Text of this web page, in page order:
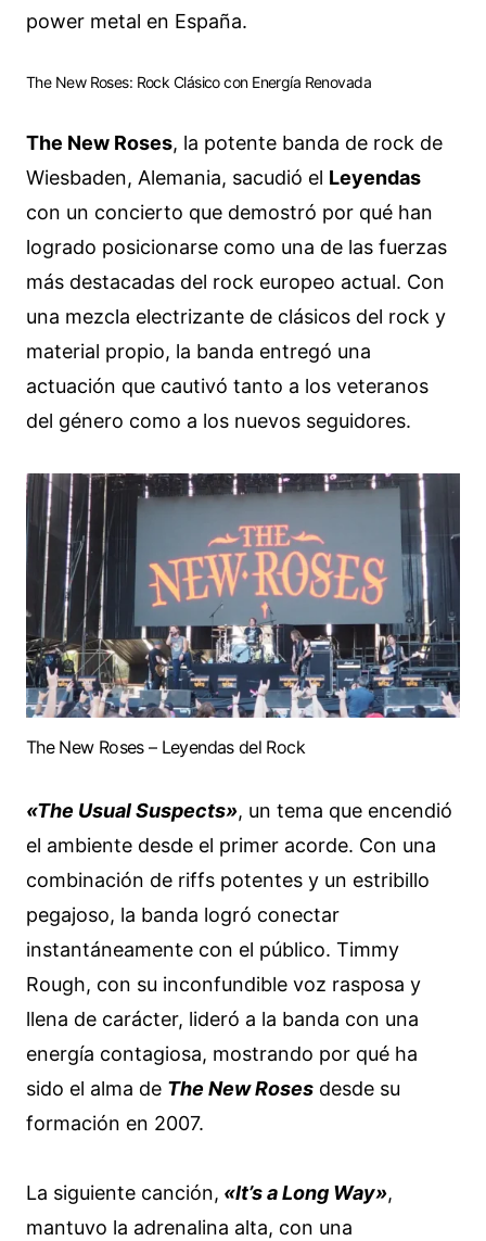
power metal en España.
The New Roses: Rock Clásico con Energía Renovada
The New Roses, la potente banda de rock de
Wiesbaden, Alemania, sacudió el Leyendas
con un concierto que demostró por qué han
logrado posicionarse como una de las fuerzas
más destacadas del rock europeo actual. Con
una mezcla electrizante de clásicos del rock y
material propio, la banda entregó una
actuación que cautivó tanto a los veteranos
del género como a los nuevos seguidores.
The New Roses – Leyendas del Rock
«The Usual Suspects», un tema que encendió
el ambiente desde el primer acorde. Con una
combinación de riffs potentes y un estribillo
pegajoso, la banda logró conectar
instantáneamente con el público. Timmy
Rough, con su inconfundible voz rasposa y
llena de carácter, lideró a la banda con una
energía contagiosa, mostrando por qué ha
sido el alma de The New Roses desde su
formación en 2007.
La siguiente canción, «It’s a Long Way»,
mantuvo la adrenalina alta, con una